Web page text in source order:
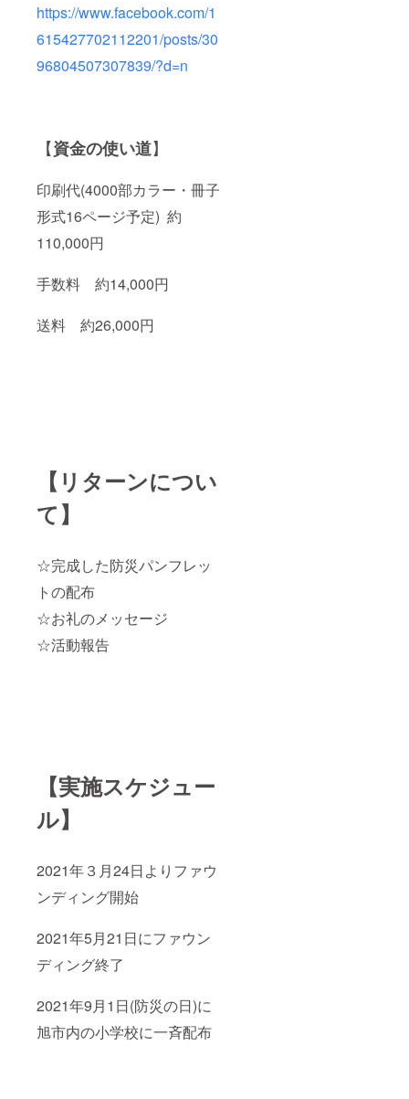
https://www.facebook.com/1
615427702112201/posts/30
96804507307839/?d=n
【資金の使い道】
印刷代(4000部カラー・冊子
形式16ページ予定) 約
110,000円
手数料 約14,000円
送料 約26,000円
【リターンについ
て】
☆完成した防災パンフレッ
トの配布
☆お礼のメッセージ
☆活動報告
【実施スケジュー
ル】
2021年３月24日よりファウ
ンディング開始
2021年5月21日にファウン
ディング終了
2021年9月1日(防災の日)に
旭市内の小学校に一斉配布